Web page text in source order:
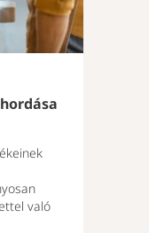
való